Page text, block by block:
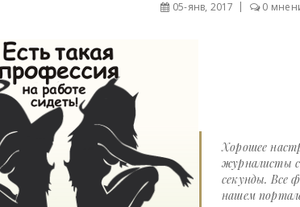
05-янв, 2017 0
Хорошее
журналисты
секунды. Все
нашем